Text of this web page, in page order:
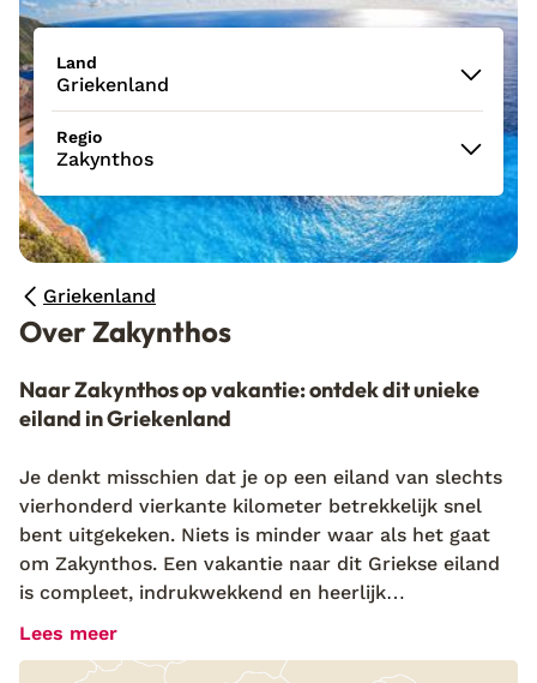
Land
Griekenland
Regio
Zakynthos
Griekenland
Over Zakynthos
Naar Zakynthos op vakantie: ontdek dit unieke
eiland in Griekenland
Je denkt misschien dat je op een eiland van slechts
vierhonderd vierkante kilometer betrekkelijk snel
bent uitgekeken. Niets is minder waar als het gaat
om Zakynthos. Een vakantie naar dit Griekse eiland
is compleet, indrukwekkend en heerlijk
ontspannend. Mijn favoriete plekjes zijn de
Lees meer